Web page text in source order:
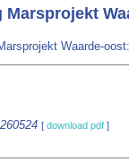
Waarde-
[ download pdf ]